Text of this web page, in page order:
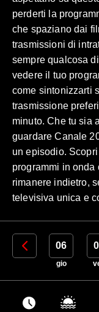
perderti la
che spaziano dai
trasmissioni di
sempre qualcosa
vedere il tuo
come sintonizzarti
trasmissione
minuto. Che tu sia
guardare Canale
un episodio.
programmi in onda
rimanere indietro,
televisiva unica e
05 06
gio